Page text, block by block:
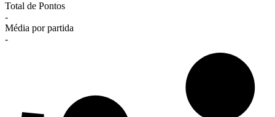
Total de Pontos
-
Média por partida
-